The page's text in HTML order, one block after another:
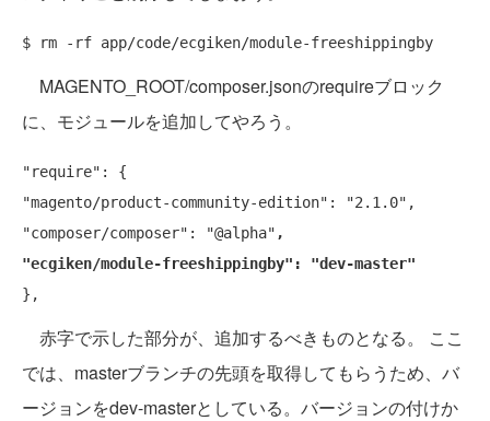
MAGENTO_ROOT/composer.jsonのrequireブロック
に、モジュールを追加してやろう。
"require": {
"magento/product-community-edition": "2.1.0",
"composer/composer": "@alpha" ,
"ecgiken/module-freeshippingby": "dev-master"
赤字で示した部分が、追加するべきものとなる。 ここ
では、masterブランチの先頭を取得してもらうため、バ
ージョンをdev-masterとしている。バージョンの付けか